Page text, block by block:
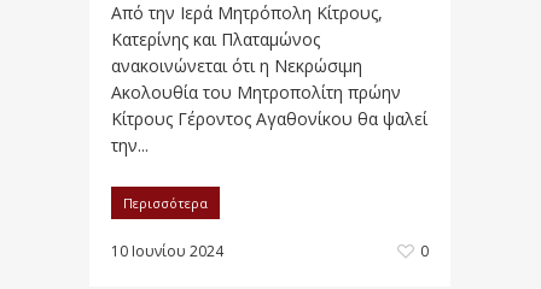
Από την Ιερά Μητρόπολη Κίτρους,
Κατερίνης και Πλαταμώνος
ανακοινώνεται ότι η Νεκρώσιμη
Ακολουθία του Μητροπολίτη πρώην
Κίτρους Γέροντος Αγαθονίκου θα ψαλεί
την...
Περισσότερα
10 Ιουνίου 2024 0